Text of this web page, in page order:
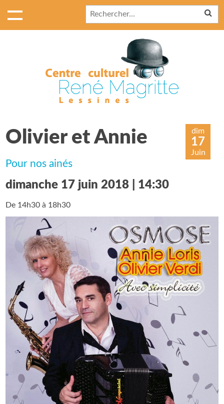
Olivier et Annie dim
17
Juin
Pour nos ainés
dimanche 17 juin 2018 | 14:30
De 14h30 à 18h30